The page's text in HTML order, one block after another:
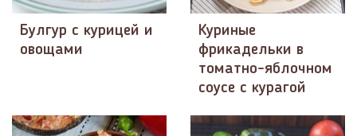
Булгур с курицей и
овощами
Куриные
фрикадельки в
томатно-яблочном
соусе с курагой